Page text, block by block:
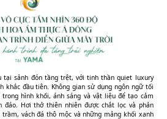
tại sảnh đón tầng trệt, với tinh thần quiet luxury
khắc đầu tiên. Không gian sử dụng ngôn ngữ tối
hình khối, ánh sáng và vật liệu để tạo cảm
Hơi thở thiên nhiên được chắt lọc và phản
vách đá thô mộc và những mảng khối xanh